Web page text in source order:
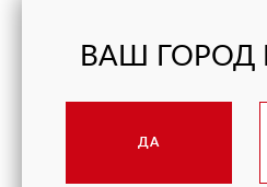
ВАШ ГОРОД
ДА